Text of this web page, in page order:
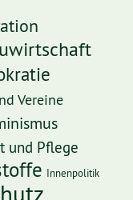
Vereine
und Pflege
Innenpolitik